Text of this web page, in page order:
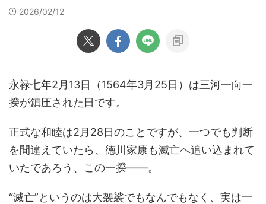
2026/02/12
永禄七年2月13日（1564年3月25日）は三河一向一
揆が鎮圧された日です。
正式な和睦は2月28日のことですが、一つでも判断
を間違えていたら、徳川家康も滅亡へ追い込まれて
いたであろう、この一揆――。
“滅亡”というのは大袈裟でもなんでもなく、実は一